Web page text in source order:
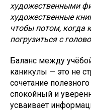
художественными
художественные
чтобы потом, когда
погрузиться с
Баланс между
каникулы — это не
сочетание
спокойный и
усваивает